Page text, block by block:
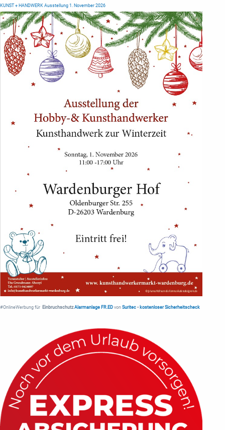
KUNST + HANDWERK Ausstellung 1. November 2026
#OnlineWerbung für Einbruchschutz Alarmanlage FR.ED von Suritec • kostenloser Sicherheitscheck